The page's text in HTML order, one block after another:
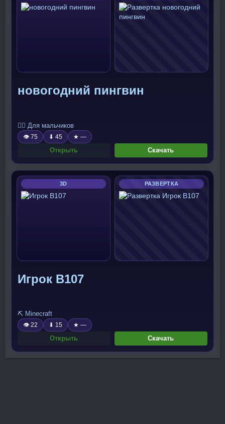
новогодний пингвин
🧍‍♂️ Для мальчиков
👁 75 ⬇ 45 ★ —
Открыть Скачать
3D РАЗВЕРТКА
Игрок B107
⛏️ Minecraft
👁 22 ⬇ 15 ★ —
Открыть Скачать